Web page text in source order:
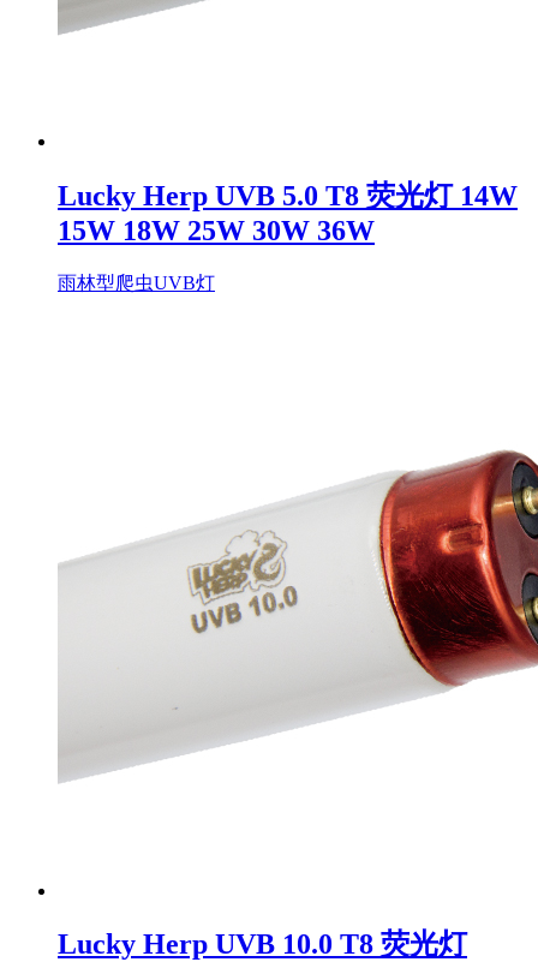
Lucky Herp UVB 5.0 T8 荧光灯 14W
15W 18W 25W 30W 36W
雨林型爬虫UVB灯
Lucky Herp UVB 10.0 T8 荧光灯